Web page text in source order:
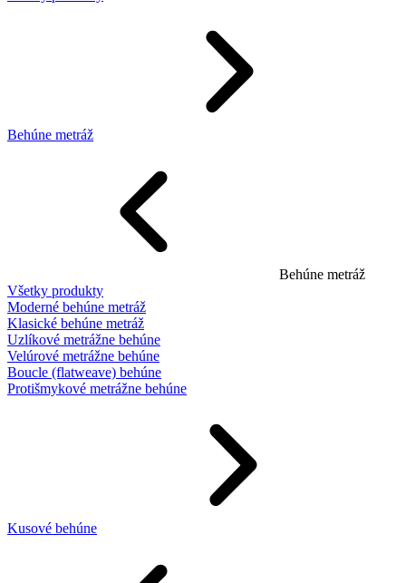
Behúne metráž
Behúne metráž
Všetky produkty
Moderné behúne metráž
Klasické behúne metráž
Uzlíkové metrážne behúne
Velúrové metrážne behúne
Boucle (flatweave) behúne
Protišmykové metrážne behúne
Kusové behúne